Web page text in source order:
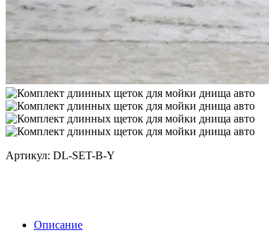
Артикул: DL-SET-B-Y
Описание